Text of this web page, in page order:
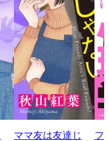
ママ友は友達じ
フ